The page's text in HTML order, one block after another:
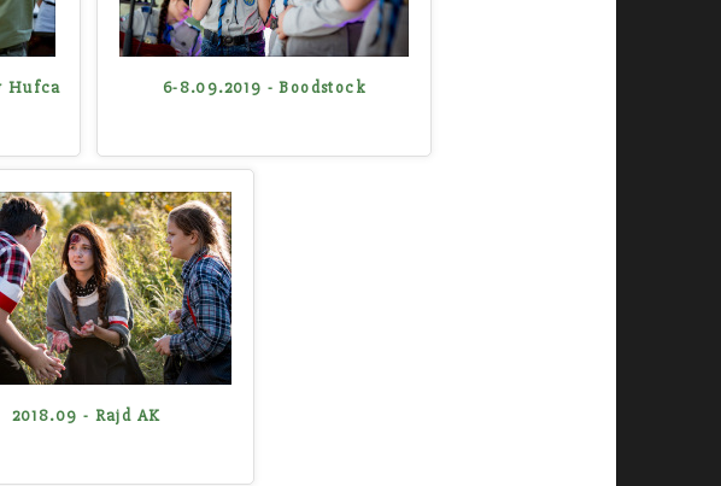
Hufca
6-8.09.2019 - Boodstock
2018.09 - Rajd AK